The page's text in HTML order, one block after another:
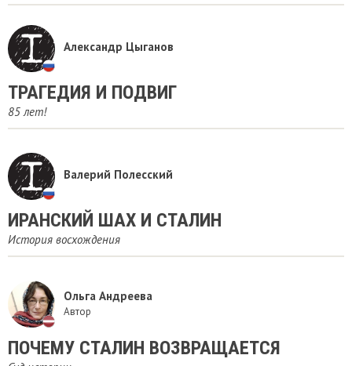
Александр Цыганов
ТРАГЕДИЯ И ПОДВИГ
85 лет!
Валерий Полесский
ИРАНСКИЙ ШАХ И СТАЛИН
История восхождения
Ольга Андреева
Автор
​ПОЧЕМУ СТАЛИН ВОЗВРАЩАЕТСЯ